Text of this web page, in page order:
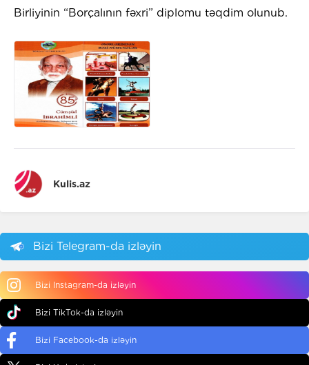
Birliyinin “Borçalının fəxri” diplomu təqdim olunub.
Kulis.az
Bizi Telegram-da izləyin
Bizi Instagram-da izləyin
Bizi TikTok-da izləyin
Bizi Facebook-da izləyin